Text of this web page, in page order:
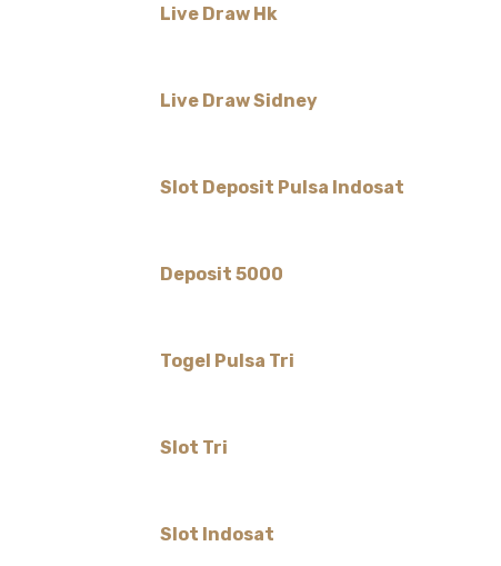
Live Draw Hk
Live Draw Sidney
Slot Deposit Pulsa Indosat
Deposit 5000
Togel Pulsa Tri
Slot Tri
Slot Indosat